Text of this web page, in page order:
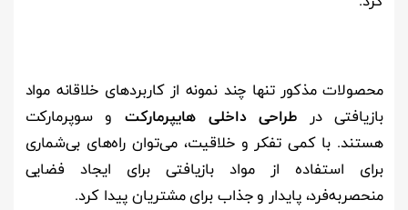
محصولات مذکور تنها چند نمونه از کاربردهای خلاقانه مواد
بازیافتی درطراحی داخلی هایپرمارکتو سوپرمارکت
هستند. با کمی تفکر و خلاقیت، می‌توان راه‌های بی‌شماری
برای استفاده از مواد بازیافتی برای ایجاد فضایی
منحصربه‌فرد، پایدار و جذاب برای مشتریان پیدا کرد.